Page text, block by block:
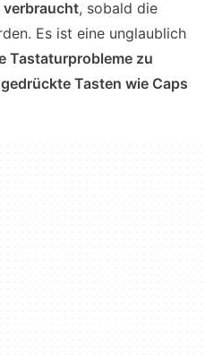
verbraucht, sobald die
Es ist eine unglaublich
Tastaturprobleme zu
Tasten wie Caps